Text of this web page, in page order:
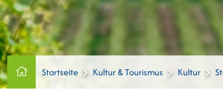
Startseite Kultur & Tourismus Kultur